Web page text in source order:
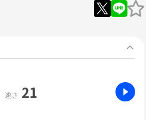
速さ 21